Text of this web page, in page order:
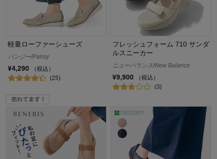
軽量ローファーシューズ
パンジー/Pansy
¥4,290
（税込）
(25)
フレッシュフォーム 710 サンダ
ルスニーカー
ニューバランス/New Balance
¥9,900
（税込）
(3)